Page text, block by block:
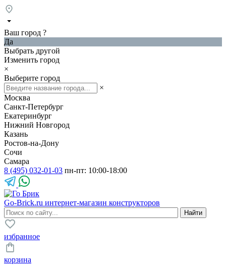
Ваш город ?
Да
Выбрать другой
Изменить город
×
Выберите город
×
Москва
Санкт-Петербург
Екатеринбург
Нижний Новгород
Казань
Ростов-на-Дону
Сочи
Самара
8 (495) 032-01-03 пн-пт: 10:00-18:00
Go-Brick.ru интернет-магазин конструкторов
избранное
корзина